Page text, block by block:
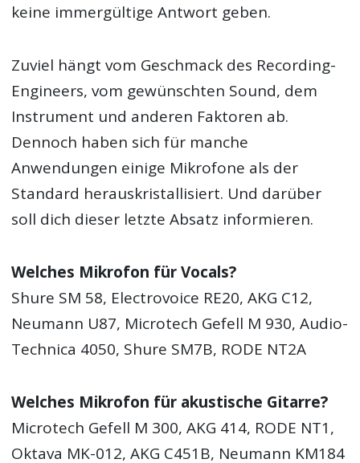
keine immergültige Antwort geben.
Zuviel hängt vom Geschmack des Recording-
Engineers, vom gewünschten Sound, dem
Instrument und anderen Faktoren ab.
Dennoch haben sich für manche
Anwendungen einige Mikrofone als der
Standard herauskristallisiert. Und darüber
soll dich dieser letzte Absatz informieren.
Welches Mikrofon für Vocals?
Shure SM 58, Electrovoice RE20, AKG C12,
Neumann U87, Microtech Gefell M 930, Audio-
Technica 4050, Shure SM7B, RODE NT2A
Welches Mikrofon für akustische Gitarre?
Microtech Gefell M 300, AKG 414, RODE NT1,
Oktava MK-012, AKG C451B, Neumann KM184